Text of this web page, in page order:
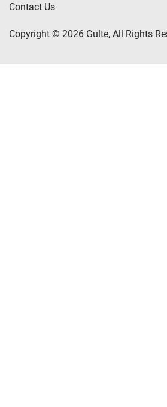
Contact Us
Copyright © 2026 Gulte, All Rights